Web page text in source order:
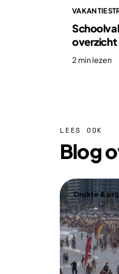
overzicht
2 min lezen
LEES OOK
Blog
Drukte &